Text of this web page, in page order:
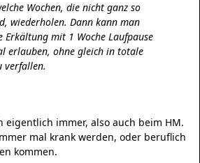
Wochen, die nicht ganz so
wiederholen. Dann kann man
Erkältung mit 1 Woche Laufpause
erlauben, ohne gleich in totale
verfallen.
eigentlich immer, also auch beim HM.
mal krank werden, oder beruflich
kommen.